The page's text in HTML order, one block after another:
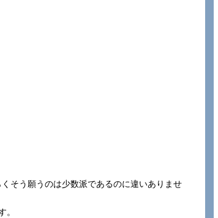
そう願うのは少数派であるのに違いありませ
。